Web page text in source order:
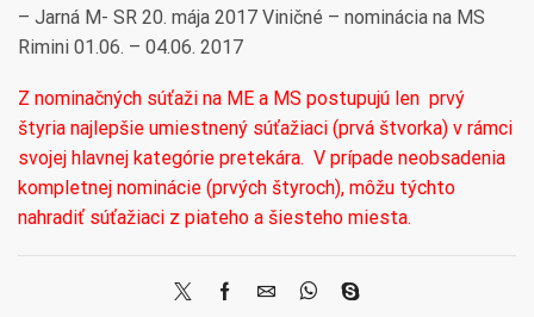
– Jarná M- SR 20. mája 2017 Viničné – nominácia na MS
Rimini 01.06. – 04.06. 2017
Z nominačných súťaži na ME a MS postupujú len prvý
štyria najlepšie umiestnený súťažiaci (prvá štvorka) v rámci
svojej hlavnej kategórie pretekára. V prípade neobsadenia
kompletnej nominácie (prvých štyroch), môžu týchto
nahradiť súťažiaci z piateho a šiesteho miesta.